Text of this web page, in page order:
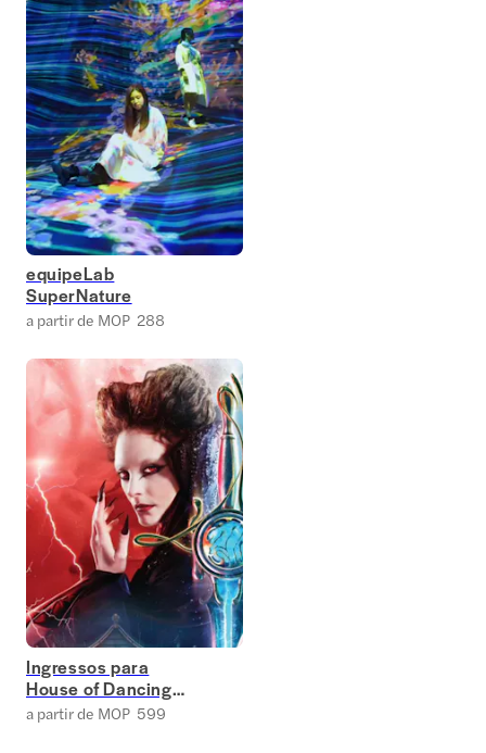
equipeLab
SuperNature
a partir de MOP 288
Ingressos para
House of Dancing
Water
a partir de MOP 599